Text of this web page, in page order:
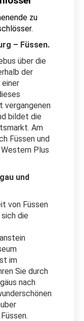
zu
– Füssen.
über die
der
vergangenen
bildet die
Am
Füssen und
Plus
und
von Füssen
die
im
Sie durch
nach